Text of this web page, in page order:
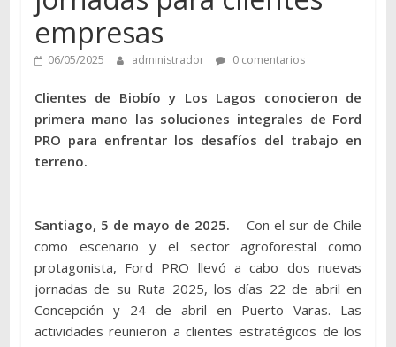
empresas
06/05/2025 administrador 0 comentarios
Clientes de Biobío y Los Lagos conocieron de
primera mano las soluciones integrales de Ford
PRO para enfrentar los desafíos del trabajo en
terreno.
Santiago, 5 de mayo de 2025. – Con el sur de Chile
como escenario y el sector agroforestal como
protagonista, Ford PRO llevó a cabo dos nuevas
jornadas de su Ruta 2025, los días 22 de abril en
Concepción y 24 de abril en Puerto Varas. Las
actividades reunieron a clientes estratégicos de los